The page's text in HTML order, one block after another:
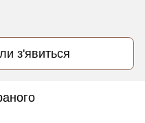
з'явиться